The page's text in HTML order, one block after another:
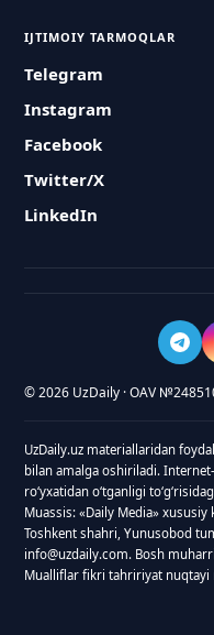
IJTIMOIY TARMOQLAR
Telegram
Instagram
Facebook
Twitter/X
LinkedIn
© 2026 UzDaily · OAV
UzDaily.uz materiallaridan
bilan amalga oshiriladi.
roʻyxatidan oʻtganligi
Muassis: «Daily Media»
Toshkent shahri, Yunusobod
info@uzdaily.com. Bosh
Mualliflar fikri tahririyat